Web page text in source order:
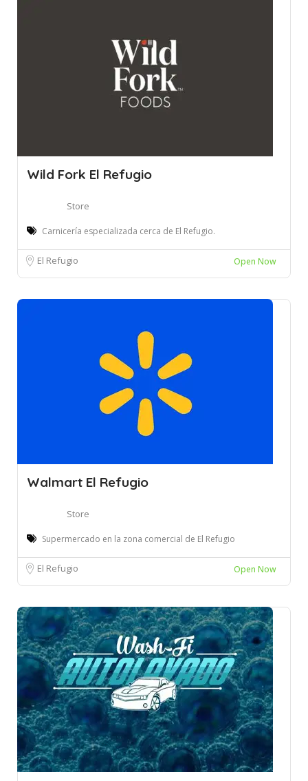
Wild Fork El Refugio
Store
Carnicería especializada cerca de El Refugio.
El Refugio Open Now
Walmart El Refugio
Store
Supermercado en la zona comercial de El Refugio
El Refugio Open Now